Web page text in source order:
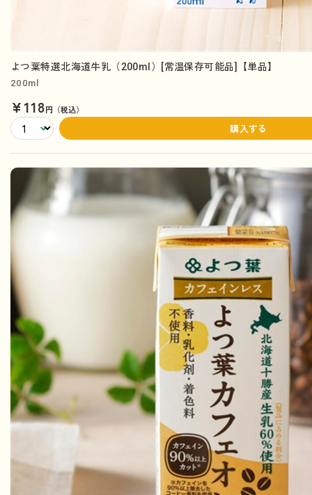
よつ葉特選北海道牛乳（200ml）[常温保存可能品]【単品】
200ml
¥118円（税込）
購入する